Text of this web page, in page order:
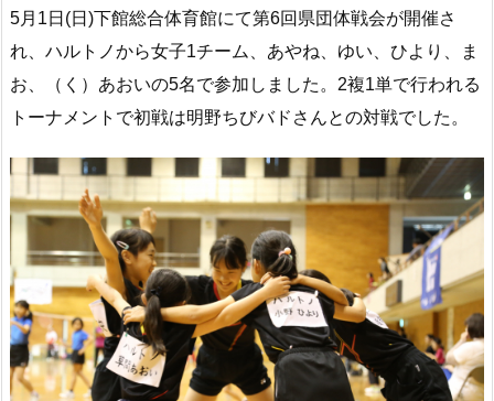
5月1日(日)下館総合体育館にて第6回県団体戦会が開催さ
れ、ハルトノから女子1チーム、あやね、ゆい、ひより、ま
お、（く）あおいの5名で参加しました。2複1単で行われる
トーナメントで初戦は明野ちびバドさんとの対戦でした。